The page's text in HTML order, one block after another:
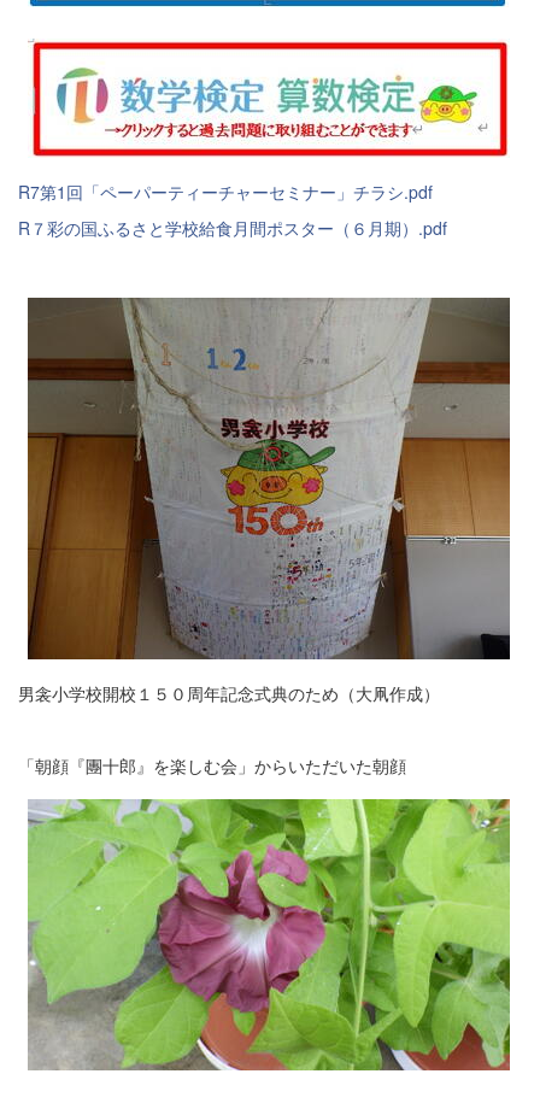
R7第1回「ペーパーティーチャーセミナー」チラシ.pdf
R７彩の国ふるさと学校給食月間ポスター（６月期）.pdf
男衾小学校開校１５０周年記念式典のため（大凧作成）
「朝顔『團十郎』を楽しむ会」からいただいた朝顔